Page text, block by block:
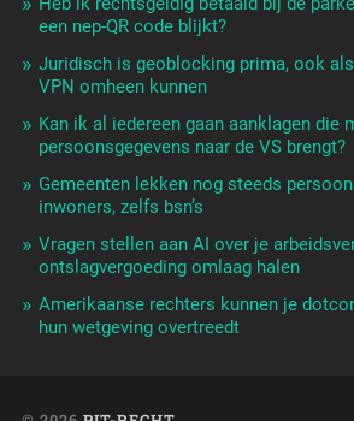
een nep-QR code blijkt?
Juridisch is geoblocking prima, ook
VPN omheen kunnen
Kan ik al iedereen gaan aanklagen die
persoonsgegevens naar de VS brengt?
Gemeenten lekken nog steeds
inwoners, zelfs bsn’s
Vragen stellen aan AI over je
ontslagvergoeding omlaag halen
Amerikaanse rechters kunnen je
hun wetgeving overtreedt